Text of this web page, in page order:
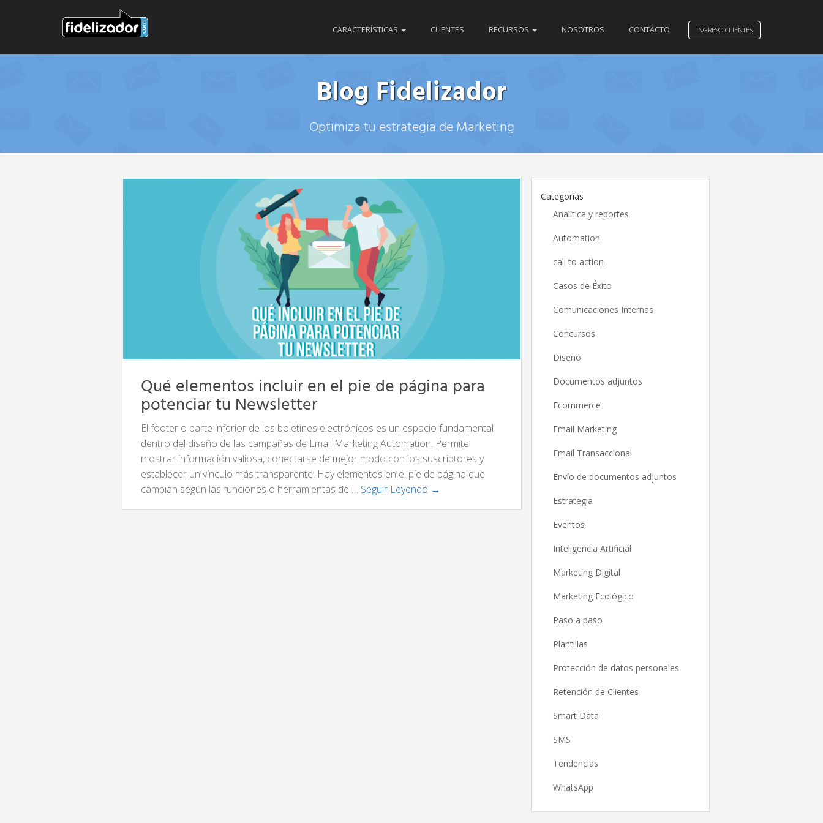
INGRESO CLIENTES
CARACTERÍSTICAS CLIENTES RECURSOS NOSOTROS CONTACTO
Blog Fidelizador
Optimiza tu estrategia de Marketing
Qué elementos incluir en el pie de página para
potenciar tu Newsletter
El footer o parte inferior de los boletines electrónicos es un espacio fundamental
dentro del diseño de las campañas de Email Marketing Automation. Permite
mostrar información valiosa, conectarse de mejor modo con los suscriptores y
establecer un vínculo más transparente. Hay elementos en el pie de página que
cambian según las funciones o herramientas de … Seguir Leyendo →
Categorías
Analítica y reportes
Automation
call to action
Casos de Éxito
Comunicaciones Internas
Concursos
Diseño
Documentos adjuntos
Ecommerce
Email Marketing
Email Transaccional
Envío de documentos adjuntos
Estrategia
Eventos
Inteligencia Artificial
Marketing Digital
Marketing Ecológico
Paso a paso
Plantillas
Protección de datos personales
Retención de Clientes
Smart Data
SMS
Tendencias
WhatsApp